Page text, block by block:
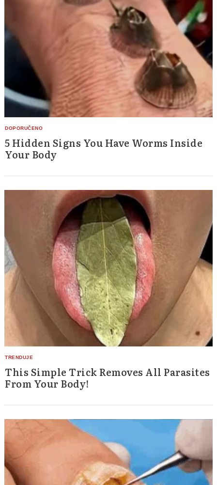
5 Hidden Signs You Have Worms Inside
Your Body
This Simple Trick Removes All Parasites
From Your Body!